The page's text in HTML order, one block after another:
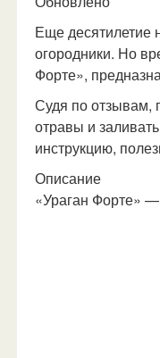
Еще десятилетие
огородники. Но
Форте»,
Судя по отзывам,
отравы и
инструкцию,
Описание
«Ураган Форте»